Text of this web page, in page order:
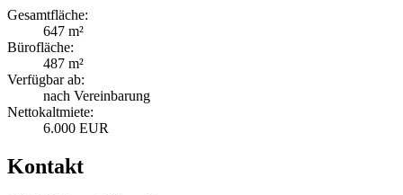
Gesamtfläche:
647 m²
Bürofläche:
487 m²
Verfügbar ab:
nach Vereinbarung
Nettokaltmiete:
6.000 EUR
Kontakt